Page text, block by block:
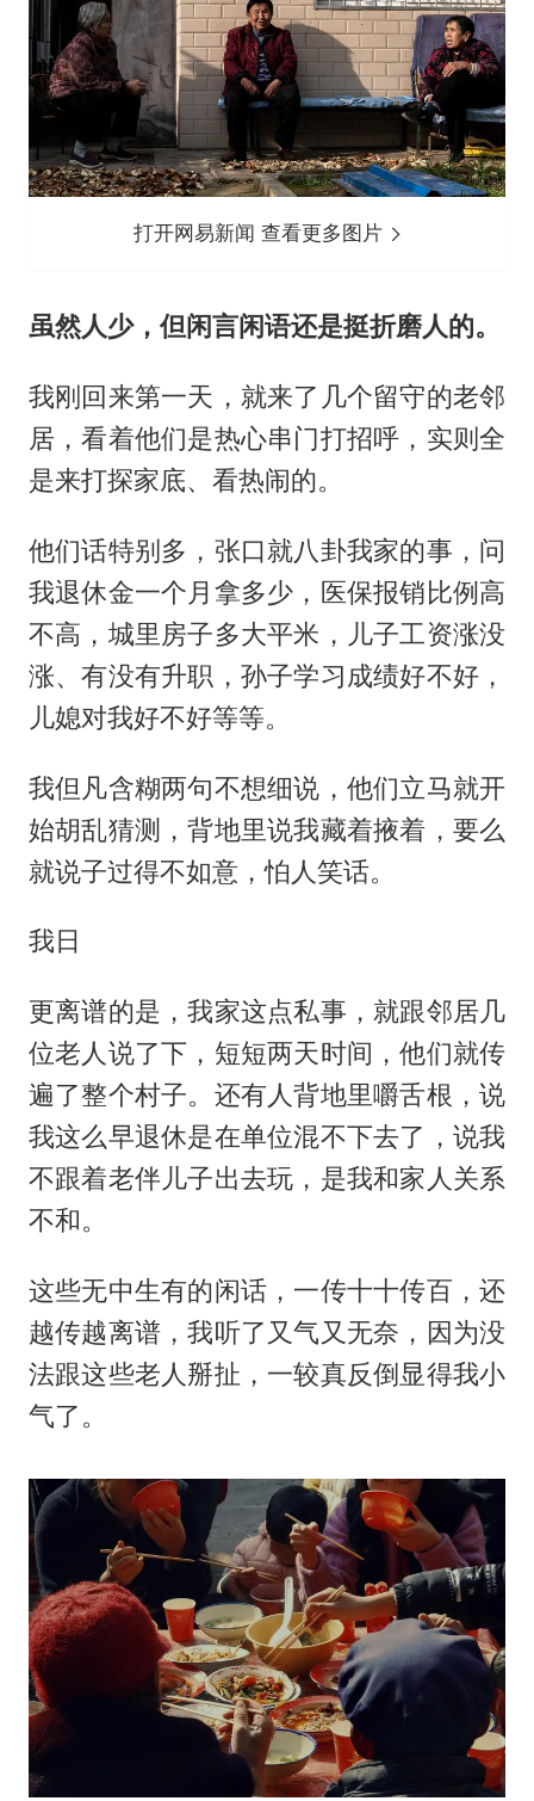
打开网易新闻 查看更多图片
虽然人少，但闲言闲语还是挺折磨人的。
我刚回来第一天，就来了几个留守的老邻
居，看着他们是热心串门打招呼，实则全
是来打探家底、看热闹的。
他们话特别多，张口就八卦我家的事，问
我退休金一个月拿多少，医保报销比例高
不高，城里房子多大平米，儿子工资涨没
涨、有没有升职，孙子学习成绩好不好，
儿媳对我好不好等等。
我但凡含糊两句不想细说，他们立马就开
始胡乱猜测，背地里说我藏着掖着，要么
就说子过得不如意，怕人笑话。
我日
更离谱的是，我家这点私事，就跟邻居几
位老人说了下，短短两天时间，他们就传
遍了整个村子。还有人背地里嚼舌根，说
我这么早退休是在单位混不下去了，说我
不跟着老伴儿子出去玩，是我和家人关系
不和。
这些无中生有的闲话，一传十十传百，还
越传越离谱，我听了又气又无奈，因为没
法跟这些老人掰扯，一较真反倒显得我小
气了。